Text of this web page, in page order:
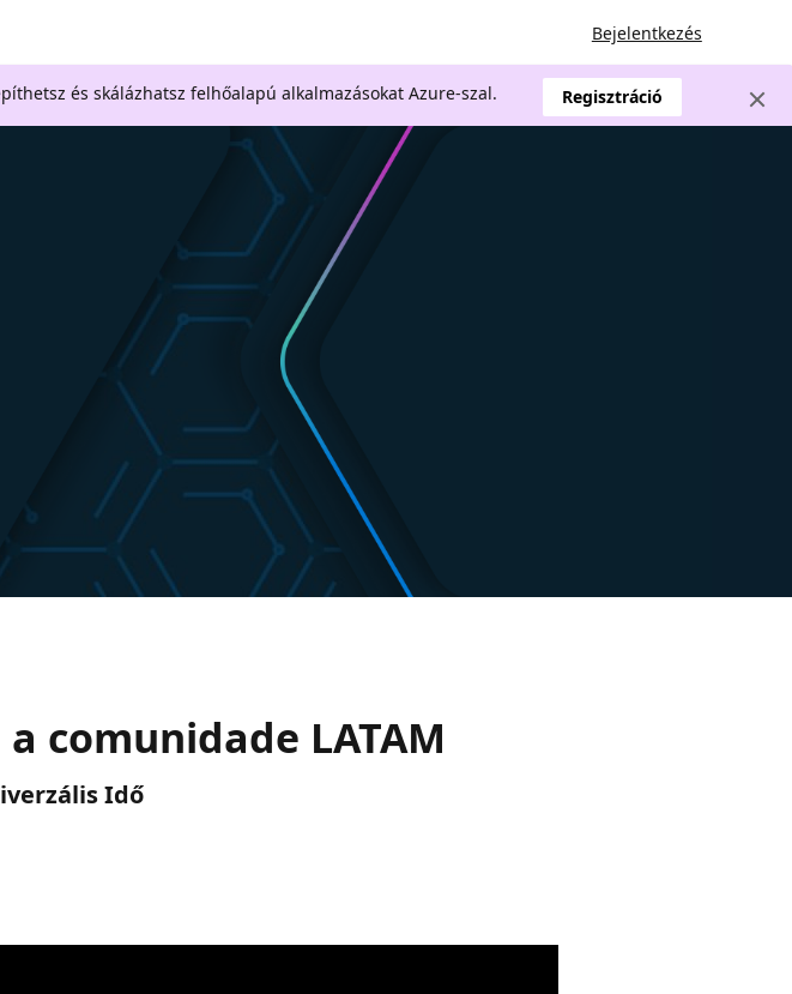
Bejelentkezés
és skálázhatsz felhőalapú alkalmazásokat Azure-szal. Regisztráció
comunidade LATAM
Idő